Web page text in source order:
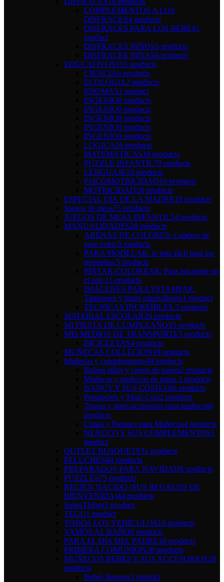
COMPLEMENTOS A LOS
DISFRACES4 products
DISFRACES PARA LOS BEBÉS1
product
DISFRACES NIÑOS5 products
DISFRACES NIÑAS6 products
EDUCATIVOS155 products
CIENCIA6 products
ECOLOGIA2 products
IDIOMAS1 product
INGENIO0 products
INGENIO0 products
INGENIO0 products
INGENIO0 products
INGENIO0 products
LOGICA26 products
MATEMÁTICAS10 products
PUZZLE INFANTIL79 products
LENGUAJE10 products
PSICOMOTRICIDAD10 products
MOTRICIDAD16 products
ESPECIAL DÍA DE LA MADRE10 products
Juegos de mesa75 products
JUEGOS DE MESA INFANTIL54 products
MANUALIDADES28 products
ARENAS DE COLORES: Cuadros de
gran color.0 products
PARA MODELAR: lo más fácil para los
pequeños.5 products
PINTAR-COLOREAR: Para iniciarme en
el arte.11 products
IMÁGENES PARA ESTAMPAR:
Tampones y tintas maravillosos1 product
TÉCNICAS INCREÍBLES.5 products
MATERIAL ESCOLAR29 products
MI FIESTA DE CUMPLEAÑOS5 products
MIS MEDIOS DE TRANSPORTE5 products
BICICLETAS4 products
MUÑECAS COLLECION19 products
Muñecas y complementos49 products
Bolsos sillas y carros de paseo2 products
Muñecas y muñecos de trapo.3 products
NANCY Y SUS COSITAS6 products
Portabebés y Maxi Cosi2 products
Tronas y otros accesorios para muñecos6
products
Cunas y Parques para Muñecos4 products
NENUCO Y SUS COMPLEMENTOS1
product
OUTLET BUSQUETS31 products
PELUCHES84 products
PREPARADOS PARA NAVIDAD8 products
PUZZLES75 products
RECIÉN NACIDO (SUS REGALOS DE
BIENVENIDA)44 products
SuperThings1 product
TEGU1 product
TODOS LOS VEHÍCULOS10 products
VAMOS AL BAÑO6 products
PARA EL DÍA DEL PADRE10 products
PRIMERA COMUNION28 products
MUÑECOS BEBÉS Y SUS ACCESORIOS28
products
Bebés llorones1 product